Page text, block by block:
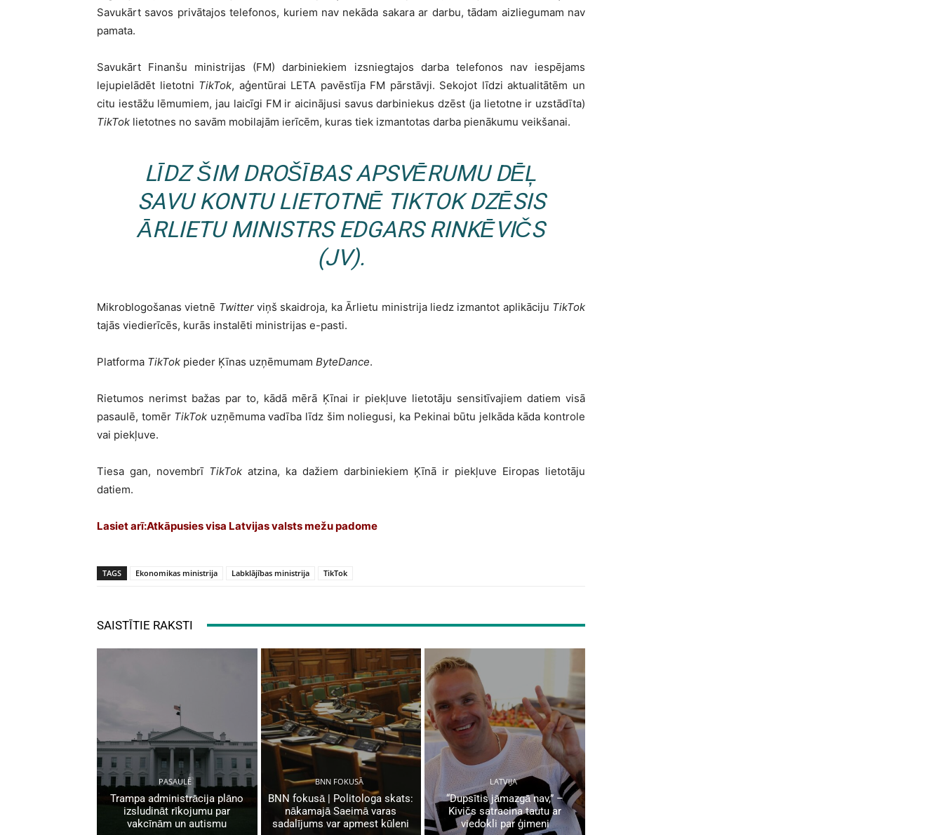
Savukārt savos privātajos telefonos, kuriem nav nekāda sakara ar darbu, tādam aizliegumam nav
pamata.
Savukārt Finanšu ministrijas (FM) darbiniekiem izsniegtajos darba telefonos nav iespējams
lejupielādēt lietotni TikTok, aģentūrai LETA pavēstīja FM pārstāvji. Sekojot līdzi aktualitātēm un
citu iestāžu lēmumiem, jau laicīgi FM ir aicinājusi savus darbiniekus dzēst (ja lietotne ir uzstādīta)
TikTok lietotnes no savām mobilajām ierīcēm, kuras tiek izmantotas darba pienākumu veikšanai.
LĪDZ ŠIM DROŠĪBAS APSVĒRUMU DĒĻ
SAVU KONTU LIETOTNĒ TIKTOKDZĒSIS
ĀRLIETU MINISTRS EDGARS RINKĒVIČS
(JV).
Mikroblogošanas vietnē Twitterviņš skaidroja, ka Ārlietu ministrija liedz izmantot aplikāciju TikTok
tajās viedierīcēs, kurās instalēti ministrijas e-pasti.
Platforma TikTok pieder Ķīnas uzņēmumam ByteDance.
Rietumos nerimst bažas par to, kādā mērā Ķīnai ir piekļuve lietotāju sensitīvajiem datiem visā
pasaulē, tomēr TikTok uzņēmuma vadība līdz šim noliegusi, ka Pekinai būtu jelkāda kāda kontrole
vai piekļuve.
Tiesa gan, novembrī TikTok atzina, ka dažiem darbiniekiem Ķīnā ir piekļuve Eiropas lietotāju
datiem.
Lasiet arī:Atkāpusies visa Latvijas valsts mežu padome
TAGS Ekonomikas ministrija Labklājības ministrija TikTok
SAISTĪTIE RAKSTI
PASAULĒ
Trampa administrācija plāno
izsludināt rīkojumu par
vakcīnām un autismu
BNN FOKUSĀ
BNN fokusā | Politologa skats:
nākamajā Saeimā varas
sadalījums var apmest kūleni
LATVIJA
“Dupsītis jāmazgā nav,” –
Kivičs satracina tautu ar
viedokli par ģimeni